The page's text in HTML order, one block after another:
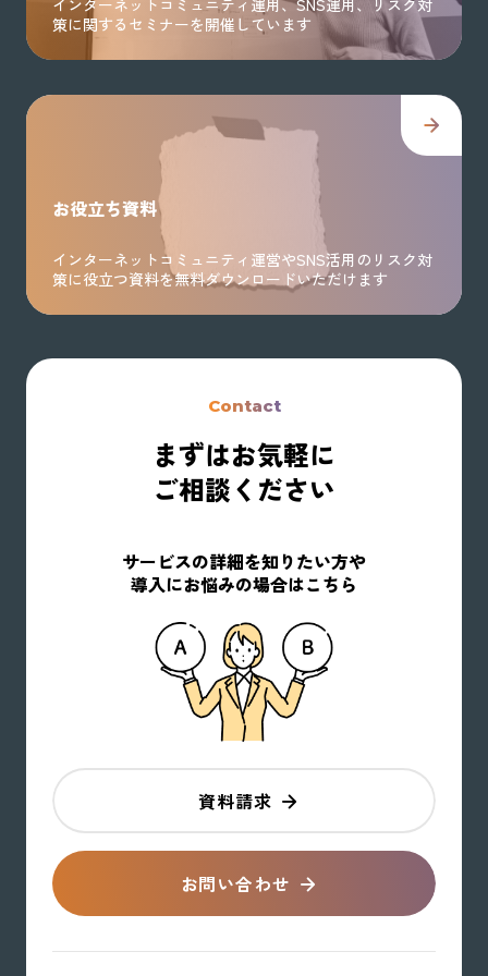
インターネットコミュニティ運用、SNS運用、リスク対
策に関するセミナーを開催しています
お役立ち資料
インターネットコミュニティ運営やSNS活用のリスク対
策に役立つ資料を無料ダウンロードいただけます
Contact
まずはお気軽に
ご相談ください
サービスの詳細を知りたい方や
導入にお悩みの場合はこちら
資料請求
お問い合わせ